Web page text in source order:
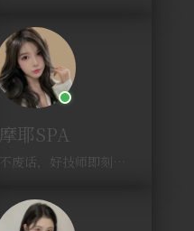
摩耶SPA
不废话，好技师即刻上门，约！